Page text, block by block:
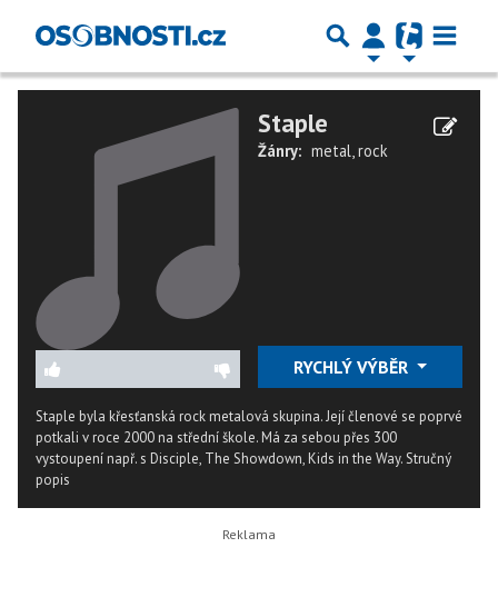
Staple
Žánry: metal,rock
RYCHLÝ VÝBĚR
Staple byla křesťanská rock metalová skupina. Její členové se poprvé
potkali v roce 2000 na střední škole. Má za sebou přes 300
vystoupení např. s Disciple, The Showdown, Kids in the Way.Stručný
popis